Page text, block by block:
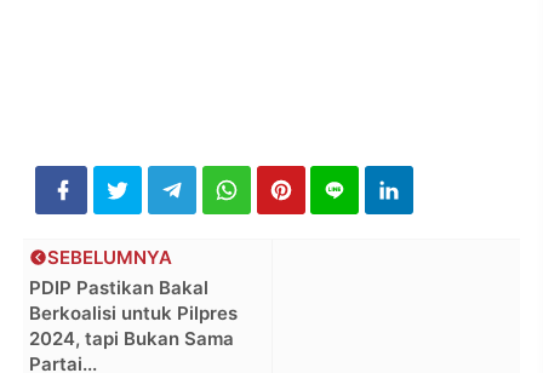
SEBELUMNYA
PDIP Pastikan Bakal
Berkoalisi untuk Pilpres
2024, tapi Bukan Sama
Partai...